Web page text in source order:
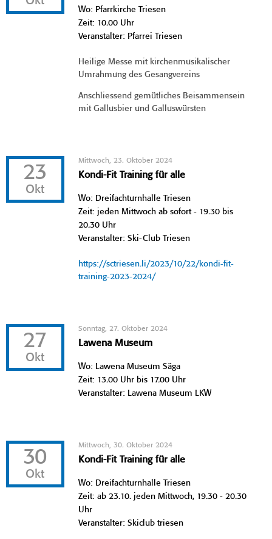
Wo: Pfarrkirche Triesen
Zeit: 10.00 Uhr
Veranstalter: Pfarrei Triesen
Heilige Messe mit kirchenmusikalischer
Umrahmung des Gesangvereins
Anschliessend gemütliches Beisammensein
mit Gallusbier und Galluswürsten
23
Okt
Mittwoch, 23. Oktober 2024
Kondi-Fit Training für alle
Wo: Dreifachturnhalle Triesen
Zeit: jeden Mittwoch ab sofort - 19.30 bis
20.30 Uhr
Veranstalter: Ski-Club Triesen
https://sctriesen.li/2023/10/22/kondi-fit-
training-2023-2024/
27
Okt
Sonntag, 27. Oktober 2024
Lawena Museum
Wo: Lawena Museum Säga
Zeit: 13.00 Uhr bis 17.00 Uhr
Veranstalter: Lawena Museum LKW
30
Okt
Mittwoch, 30. Oktober 2024
Kondi-Fit Training für alle
Wo: Dreifachturnhalle Triesen
Zeit: ab 23.10. jeden Mittwoch, 19.30 - 20.30
Uhr
Veranstalter: Skiclub triesen